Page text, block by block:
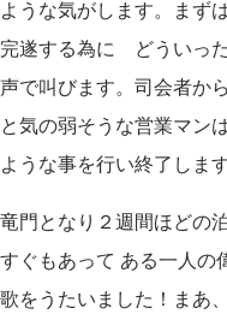
うな気がします。まず
遂する為に どういっ
で叫びます。司会者か
気の弱そうな営業マン
うな事を行い終了します
門となり２週間ほどの
ぐもあって ある一人の
をうたいました！まあ